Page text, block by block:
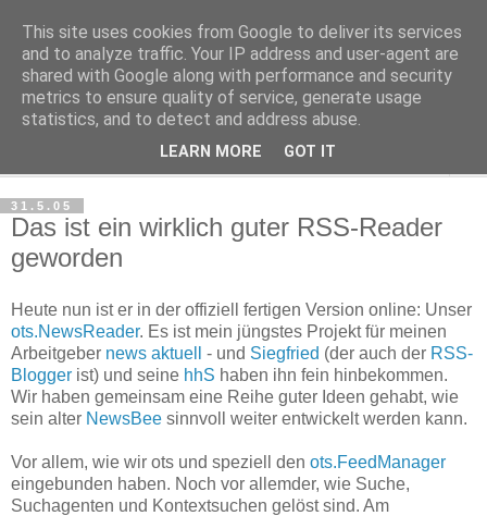
Haltungsturnen
Niveau sieht nur von unten aus wie Arroganz.
31.5.05
Das ist ein wirklich guter RSS-Reader
geworden
Heute nun ist er in der offiziell fertigen Version online: Unser
ots.NewsReader. Es ist mein jüngstes Projekt für meinen
Arbeitgeber news aktuell - und Siegfried (der auch der RSS-
Blogger ist) und seine hhS haben ihn fein hinbekommen.
Wir haben gemeinsam eine Reihe guter Ideen gehabt, wie
sein alter NewsBee sinnvoll weiter entwickelt werden kann.
Vor allem, wie wir ots und speziell den ots.FeedManager
eingebunden haben. Noch vor allemder, wie Suche,
Suchagenten und Kontextsuchen gelöst sind. Am
This site uses cookies from Google to deliver its services
and to analyze traffic. Your IP address and user-agent are
shared with Google along with performance and security
metrics to ensure quality of service, generate usage
statistics, and to detect and address abuse.
LEARN MORE GOT IT